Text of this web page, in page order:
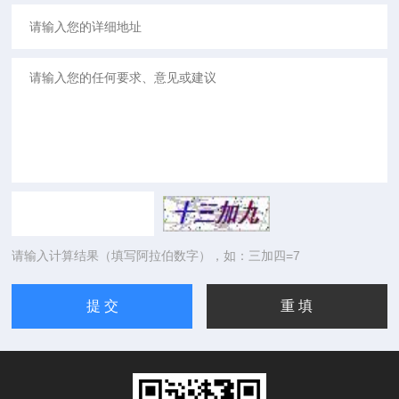
请输入计算结果（填写阿拉伯数字），如：三加四=7